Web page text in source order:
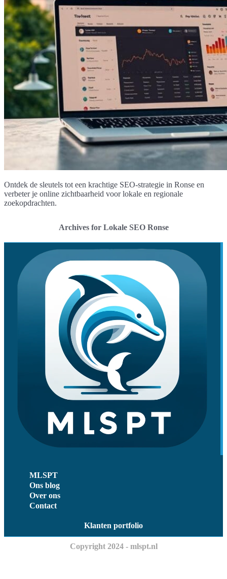
Ontdek de sleutels tot een krachtige SEO-strategie in Ronse en
verbeter je online zichtbaarheid voor lokale en regionale
zoekopdrachten.
Archives for Lokale SEO Ronse
MLSPT
Ons blog
Over ons
Contact
Klanten portfolio
Copyright 2024 - mlspt.nl